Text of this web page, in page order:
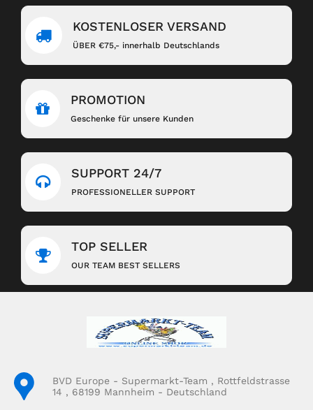
KOSTENLOSER VERSAND
ÜBER €75,- innerhalb Deutschlands
PROMOTION
Geschenke für unsere Kunden
SUPPORT 24/7
PROFESSIONELLER SUPPORT
TOP SELLER
OUR TEAM BEST SELLERS
BVD Europe - Supermarkt-Team , Rottfeldstrasse
14 , 68199 Mannheim - Deutschland